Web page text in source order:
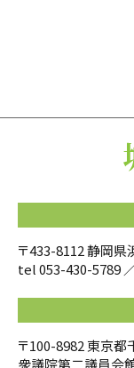
〒433-8112 静岡
tel053-430-5789
〒100-8982 東京
衆議院第二議員会